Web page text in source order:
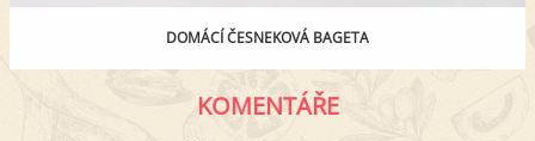
DOMÁCÍ ČESNEKOVÁ BAGETA
KOMENTÁŘE